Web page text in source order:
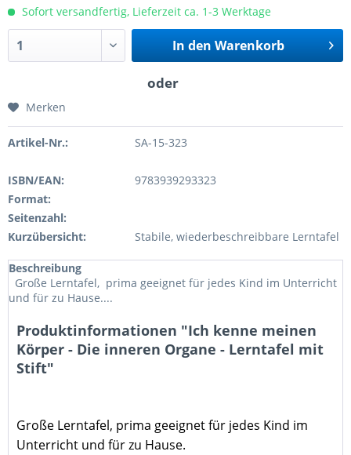
Sofort versandfertig, Lieferzeit ca. 1-3 Werktage
In den Warenkorb
Merken
Artikel-Nr.: SA-15-323
ISBN/EAN:
9783939293323
Format:
Seitenzahl:
Kurzübersicht:
Stabile, wiederbeschreibbare Lerntafel
Beschreibung
Große Lerntafel, prima geeignet für jedes Kind im Unterricht
und für zu Hause....
Produktinformationen "Ich kenne meinen
Körper - Die inneren Organe - Lerntafel mit
Stift"
Große Lerntafel, prima geeignet für jedes Kind im
Unterricht und für zu Hause.